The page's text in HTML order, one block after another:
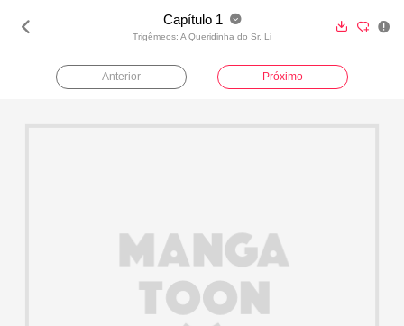
 Capítulo 1 
Trigêmeos: A Queridinha do Sr. Li
  
Anterior Próximo